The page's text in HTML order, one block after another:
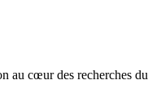
au cœur des recherches du